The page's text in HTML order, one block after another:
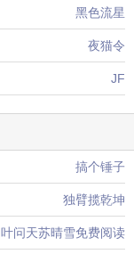
黑色流星
夜猫令
JF
搞个锤子
独臂揽乾坤
叶问天苏晴雪免费阅读